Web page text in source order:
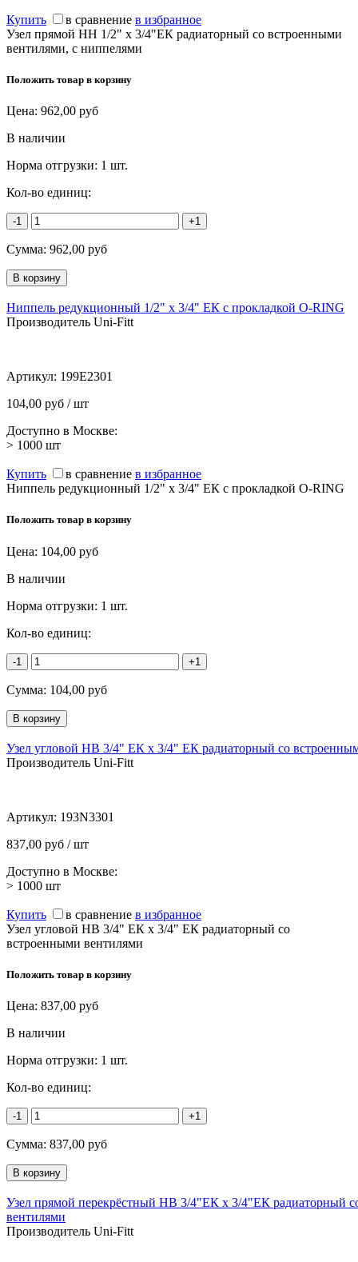
Купить в сравнение в избранное
Узел прямой НН 1/2" х 3/4"ЕК радиаторный со встроенными
вентилями, с ниппелями
Положить товар в корзину
Цена: 962,00 руб
В наличии
Норма отгрузки: 1 шт.
Кол-во единиц:
-1 +1
Сумма: 962,00 руб
Ниппель редукционный 1/2" х 3/4" ЕК с прокладкой O-RING
Производитель Uni-Fitt
Артикул: 199E2301
104,00 руб / шт
Доступно в Москве:
> 1000 шт
Купить в сравнение в избранное
Ниппель редукционный 1/2" х 3/4" ЕК с прокладкой O-RING
Положить товар в корзину
Цена: 104,00 руб
В наличии
Норма отгрузки: 1 шт.
Кол-во единиц:
-1 +1
Сумма: 104,00 руб
Узел угловой НВ 3/4" ЕК х 3/4" ЕК радиаторный со
Производитель Uni-Fitt
Артикул: 193N3301
837,00 руб / шт
Доступно в Москве:
> 1000 шт
Купить в сравнение в избранное
Узел угловой НВ 3/4" ЕК х 3/4" ЕК радиаторный со
встроенными вентилями
Положить товар в корзину
Цена: 837,00 руб
В наличии
Норма отгрузки: 1 шт.
Кол-во единиц:
-1 +1
Сумма: 837,00 руб
Узел прямой перекрёстный НВ 3/4"ЕК х 3/4"ЕК радиаторный
вентилями
Производитель Uni-Fitt